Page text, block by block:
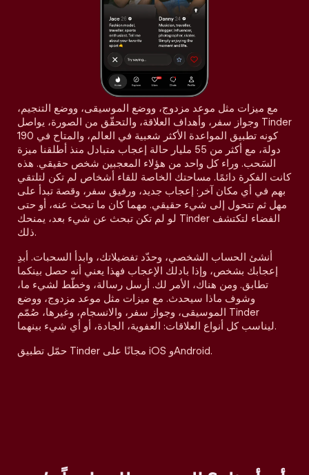
مع ميزات مثل موعد مزدوج، ووضع الموسيقى، ووضع التنجيم،
وجواز سفر، وأهداف العلاقة، والتحقّق من الصورة، يواصل Tinder
كونه تطبيق المواعدة الأكثر شعبية في العالم، والمتاح في 190
دولة، مع أكثر من 55 مليار حالة إعجاب متبادل منذ أطلقنا ميزة
السَحب. وراء كل واحد من هؤلاء المعجبين شخص حقيقي. هذه
كانت الفكرة دائمًا. مساحتك الخاصة للقاء أشخاص لم تكن لتلتقي
بهم في أي مكان آخر: إعجاب جديد، ورفيق سفر، وقصة تبدأ على
مهل ثم تتحول إلى شيء حقيقي. مهما كان ما تبحث عنه، أو حتى
لو لم تكن تبحث عن شيء بعد، يمنحك Tinder الفضاء لتكتشف
ذلك.
أنشئ الحساب الشخصي، وحدّد تفضيلاتك، وابدأ السحبات. أبدِ
إعجابك بشخص، وإذا بادلك الإعجاب فهذا يعني أنه حصل بينكما
تطابق. ومن هناك، الأمر لك. أرسل رسالة، وخطّط لشيء ما،
وشوف ماذا سيحدث. مع ميزات مثل موعد مزدوج، ووضع
الموسيقى، وجواز سفر، والانسجام، وغيرها، صُمّم Tinder
ليناسب كل أنواع العلاقات: العفوية، الجادة، أو أي شيء بينهما.
حمّل تطبيق Tinder مجانًا على iOS وAndroid.